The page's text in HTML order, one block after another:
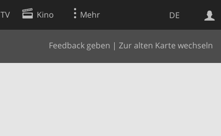
DE
TV Kino Mehr
Feedback geben | Zur alten Karte wechseln
Websuche